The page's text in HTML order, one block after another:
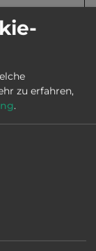
zu erfahren,
.